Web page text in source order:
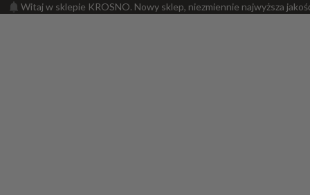
Witaj w sklepie KROSNO. Nowy sklep, niezmiennie najwyższa